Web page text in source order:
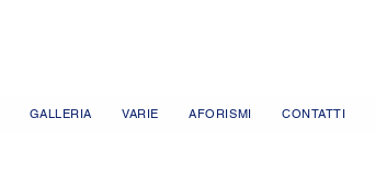
GALLERIA VARIE AFORISMI CONTATTI